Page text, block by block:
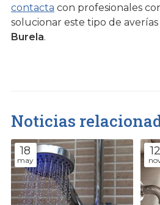
contacta con profesionales
solucionar este tipo de
Burela.
Noticias
18
may
12